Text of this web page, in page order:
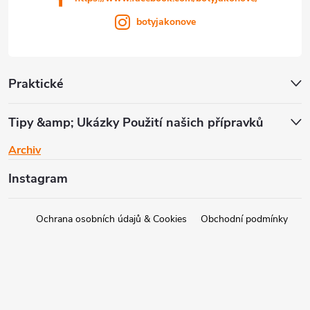
Praktické
Tipy &amp; Ukázky Použití našich přípravků
Archiv
botyjakonove
Instagram
Ochrana osobních údajů & Cookies Obchodní podmínky